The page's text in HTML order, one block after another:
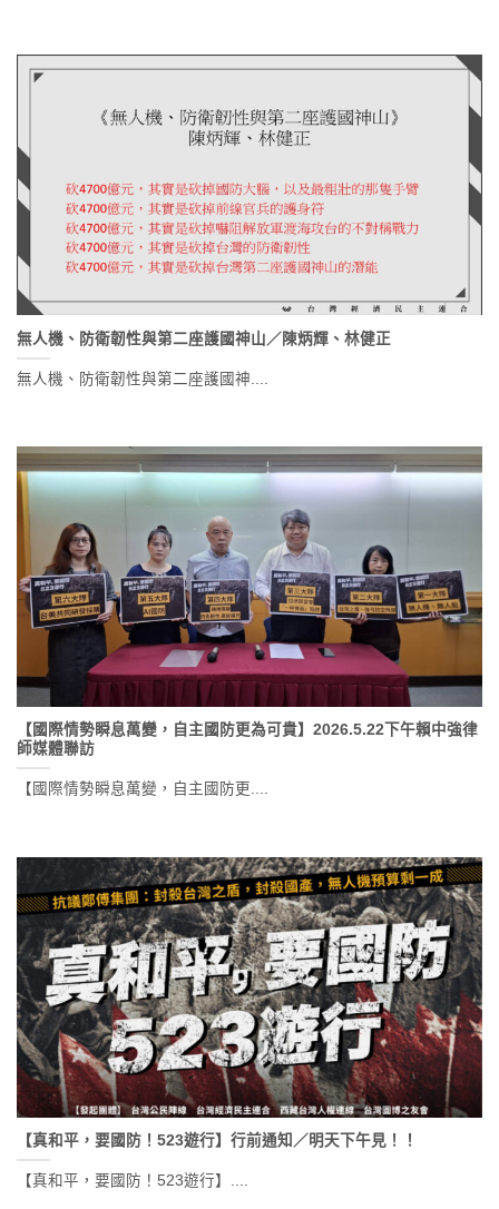
無人機、防衛韌性與第二座護國神山／陳炳輝、林健正
無人機、防衛韌性與第二座護國神....
【國際情勢瞬息萬變，自主國防更為可貴】2026.5.22下午賴中強律
師媒體聯訪
【國際情勢瞬息萬變，自主國防更....
【真和平，要國防！523遊行】行前通知／明天下午見！！
【真和平，要國防！523遊行】....